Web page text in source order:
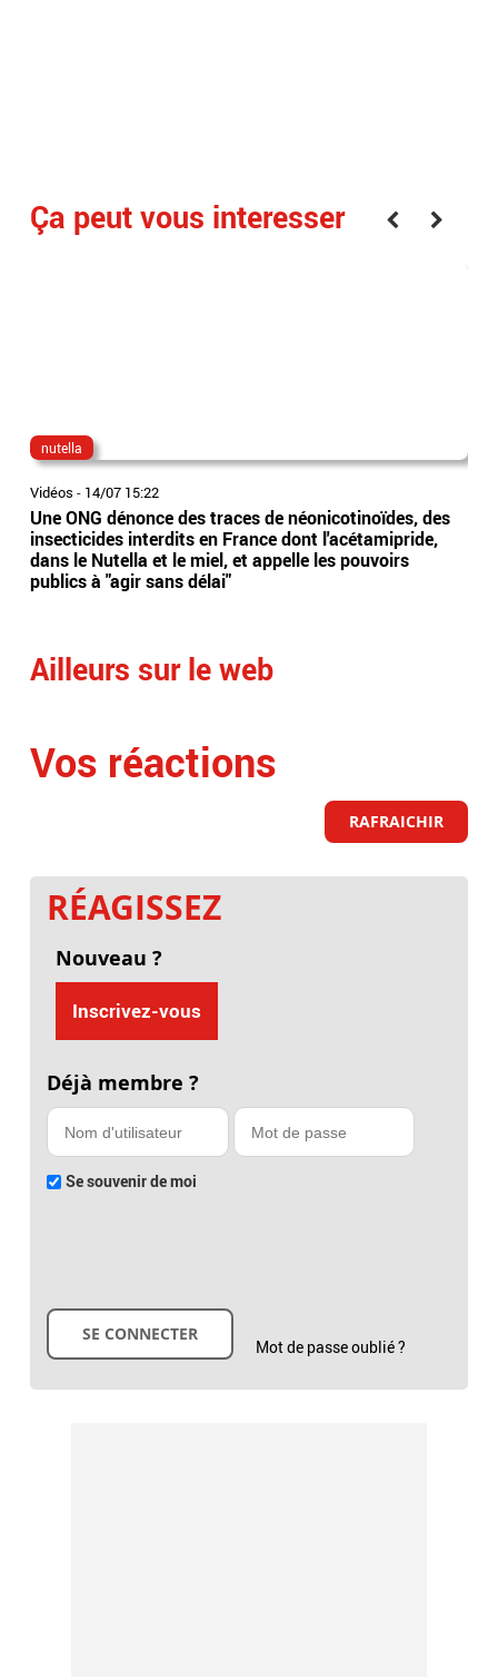
Ça peut vous interesser
nutella
Vidéos - 14/07 15:22
Une ONG dénonce des traces de néonicotinoïdes, des
insecticides interdits en France dont l'acétamipride,
dans le Nutella et le miel, et appelle les pouvoirs
publics à "agir sans délai"
Ailleurs sur le web
Vos réactions
RAFRAICHIR
RÉAGISSEZ
Nouveau ?
Inscrivez-vous
Déjà membre ?
Se souvenir de moi
Mot de passe oublié ?